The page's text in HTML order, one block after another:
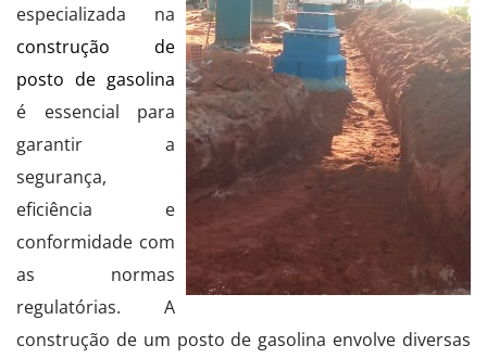
especializada na
construção de
posto de gasolina
é essencial para
garantir a
segurança,
eficiência e
conformidade com
as normas
regulatórias. A
construção de um posto de gasolina envolve diversas